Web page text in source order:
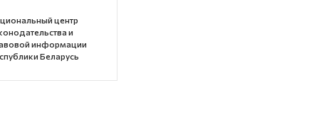
центр
и
информации
Беларусь